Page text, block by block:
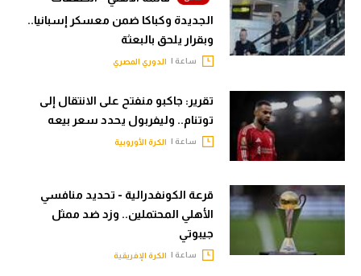
الجديدة وكباكا ضمن معسكر إسبانيا..
وبقرار يلحق بالبعثة
ساعة | الدوري المصري
تقرير: جاكبو منفتح على الانتقال إلى
توتنام.. وليفربول يحدد سعر بيعه
ساعة | الكرة الأوروبية
قرعة الكونفدرالية - تحديد منافسي
الأهلي المحتملين.. وزد ضد ممثل
جيبوتي
ساعة | الكرة الإفريقية